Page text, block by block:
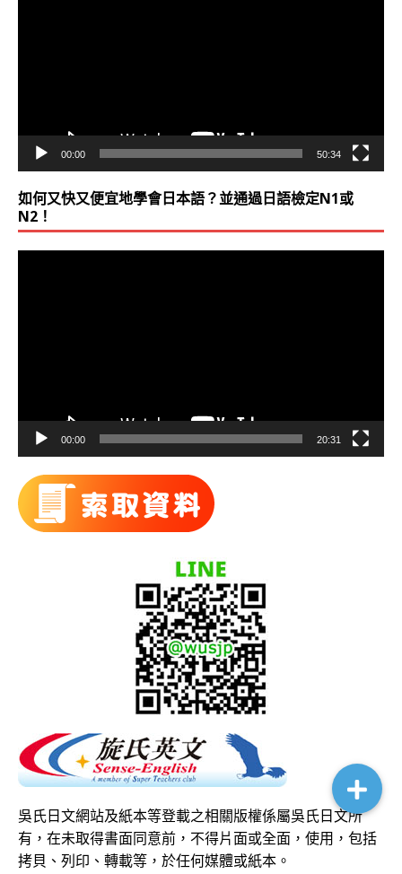
00:00 50:34
如何又快又便宜地學會日本語？並通過日語檢定N1或
N2！
00:00 20:31
吳氏日文網站及紙本等登載之相關版權係屬吳氏日文所
有，在未取得書面同意前，不得片面或全面，使用，包括
拷貝、列印、轉載等，於任何媒體或紙本。